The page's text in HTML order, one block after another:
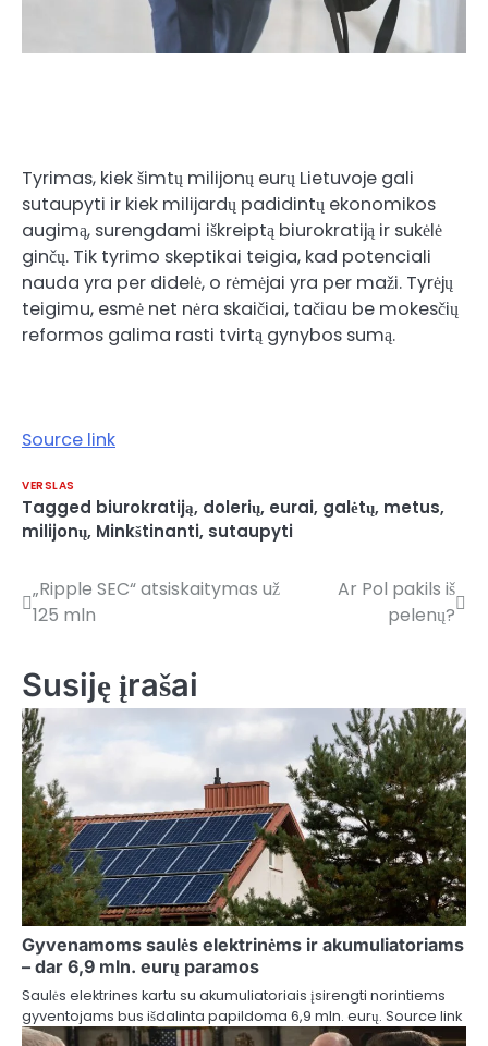
Tyrimas, kiek šimtų milijonų eurų Lietuvoje gali
sutaupyti ir kiek milijardų padidintų ekonomikos
augimą, surengdami iškreiptą biurokratiją ir sukėlė
ginčų. Tik tyrimo skeptikai teigia, kad potenciali
nauda yra per didelė, o rėmėjai yra per maži. Tyrėjų
teigimu, esmė net nėra skaičiai, tačiau be mokesčių
reformos galima rasti tvirtą gynybos sumą.
Source link
VERSLAS
Tagged biurokratiją, dolerių, eurai, galėtų, metus,
milijonų, Minkštinanti, sutaupyti
Navigacija
įrašų
„Ripple SEC“ atsiskaitymas už
125 mln
Ar Pol pakils iš
pelenų?
Susiję įrašai
Gyvenamoms saulės elektrinėms ir akumuliatoriams
– dar 6,9 mln. eurų paramos
Saulės elektrines kartu su akumuliatoriais įsirengti norintiems
gyventojams bus išdalinta papildoma 6,9 mln. eurų. Source link